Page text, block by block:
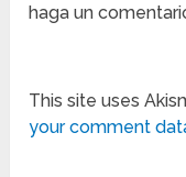
haga un
This site uses
your comment